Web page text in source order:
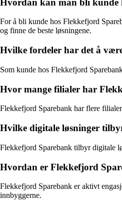
Hvordan kan man bli kunde
For å bli kunde hos Flekkefjord
og finne de beste løsningene.
Hvilke fordeler har det å
Som kunde hos Flekkefjord
Hvor mange filialer har
Flekkefjord Sparebank har flere
Hvilke digitale løsninger
Flekkefjord Sparebank tilbyr digitale
Hvordan er Flekkefjord
Flekkefjord Sparebank er aktivt
innbyggerne.